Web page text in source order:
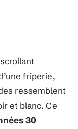
friperie,
ressemblent
et blanc. Ce
30